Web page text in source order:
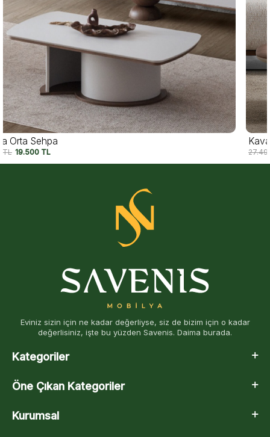
Kavala Orta Sehpa
27.490TL 22.500
Eviniz sizin için ne kadar değerliyse, siz de bizim için o kadar
değerlisiniz, işte bu yüzden Savenis. Daima burada.
Kategoriler
Öne Çıkan Kategoriler
Kurumsal